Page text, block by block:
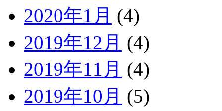
2020年1月 (4)
2019年12月 (4)
2019年11月 (4)
2019年10月 (5)